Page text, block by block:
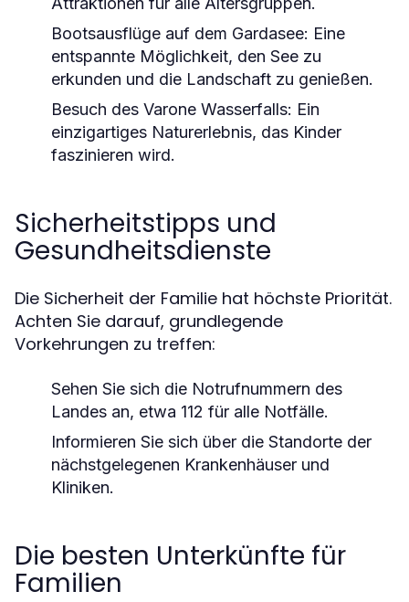
Bootsausflüge auf dem Gardasee: Eine
entspannte Möglichkeit, den See zu
erkunden und die Landschaft zu genießen.
Besuch des Varone Wasserfalls: Ein
einzigartiges Naturerlebnis, das Kinder
faszinieren wird.
Sicherheitstipps und
Gesundheitsdienste
Die Sicherheit der Familie hat höchste Priorität.
Achten Sie darauf, grundlegende
Vorkehrungen zu treffen:
Sehen Sie sich die Notrufnummern des
Landes an, etwa 112 für alle Notfälle.
Informieren Sie sich über die Standorte der
nächstgelegenen Krankenhäuser und
Kliniken.
Die besten Unterkünfte für
Familien